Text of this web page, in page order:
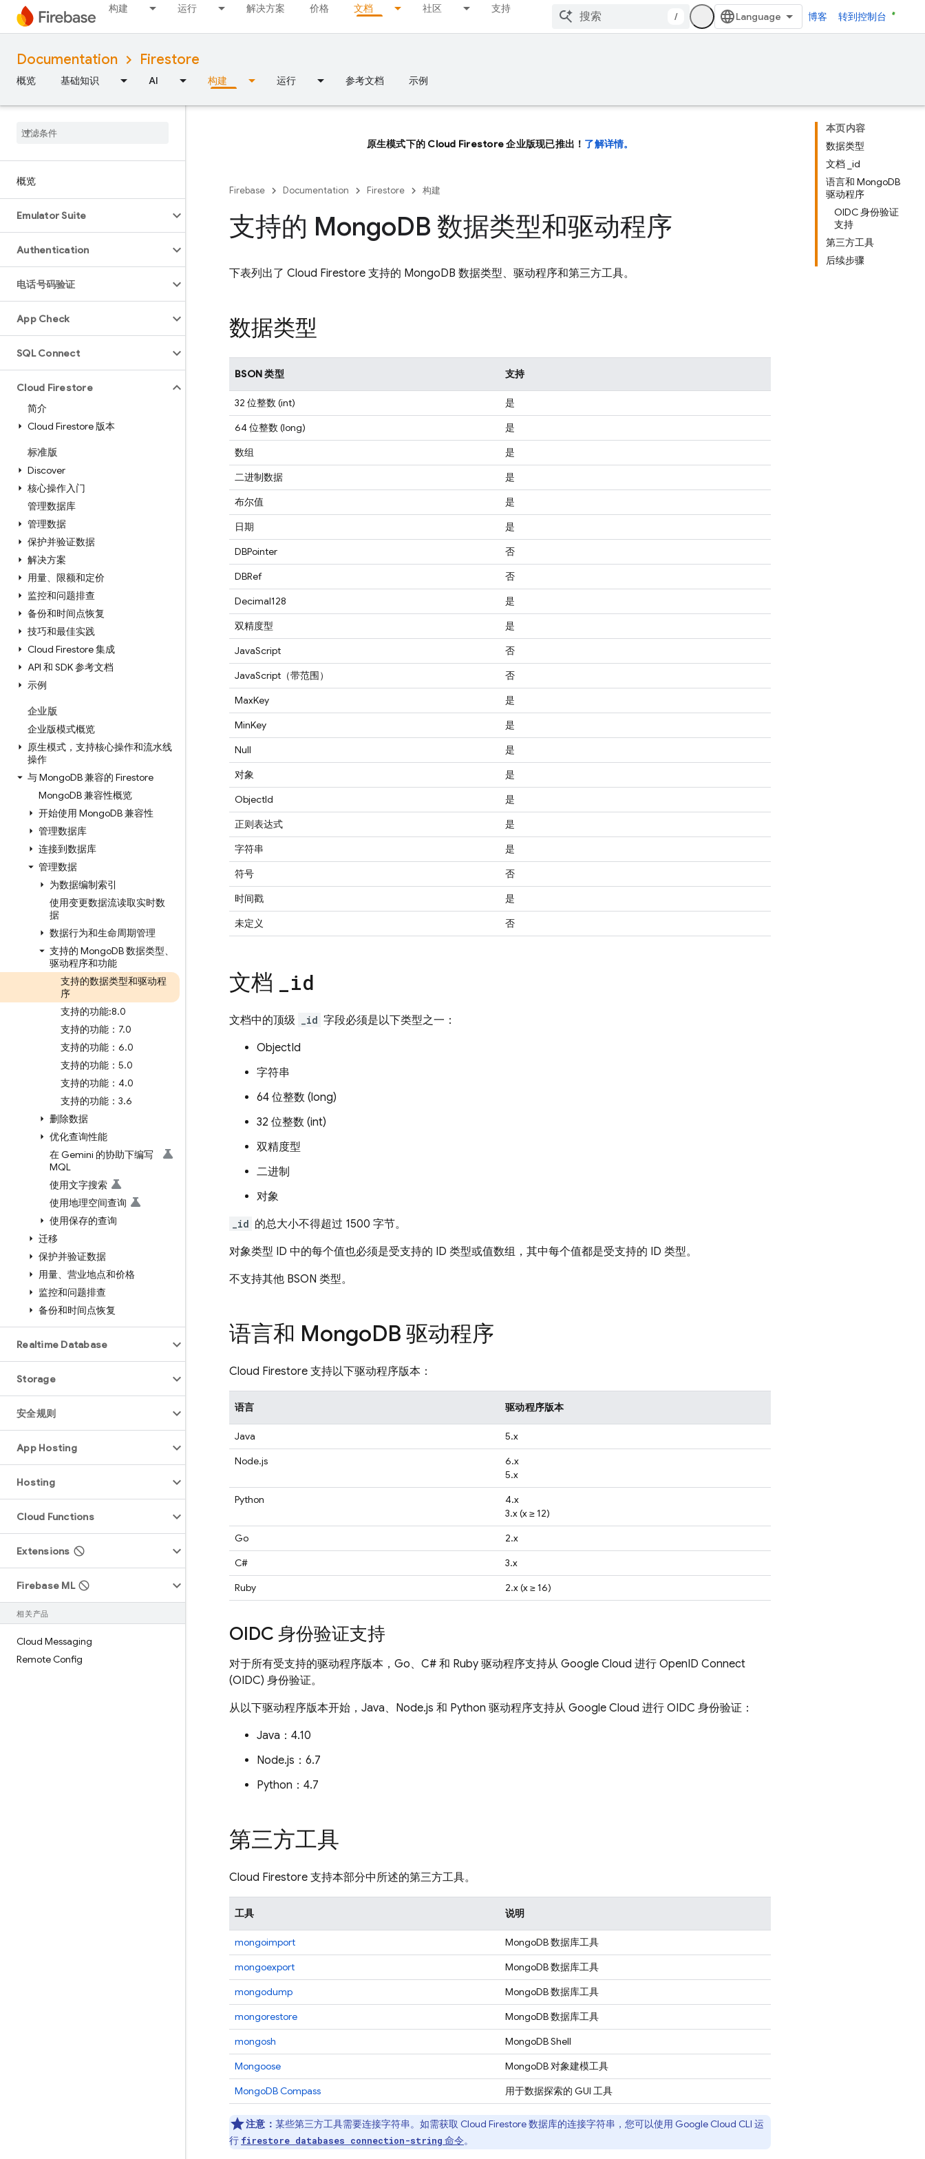
构建 运行 解决方案 价格 文档 社区 支持
/ 博客 转到控制台
Documentation Firestore
概览 基础知识 AI 构建 运行 参考文档 示例
概览
Emulator Suite
Authentication
电话号码验证
App Check
SQL Connect
Cloud Firestore
简介
Cloud Firestore 版本
标准版
Discover
核心操作入门
管理数据库
管理数据
保护并验证数据
解决方案
用量、限额和定价
监控和问题排查
备份和时间点恢复
技巧和最佳实践
Cloud Firestore 集成
API 和 SDK 参考文档
示例
企业版
企业版模式概览
原生模式，支持核心操作和流水线
操作
与 MongoDB 兼容的 Firestore
MongoDB 兼容性概览
开始使用 MongoDB 兼容性
管理数据库
连接到数据库
管理数据
为数据编制索引
使用变更数据流读取实时数
据
数据行为和生命周期管理
支持的 MongoDB 数据类型、
驱动程序和功能
支持的数据类型和驱动程
序
支持的功能:8.0
支持的功能：7.0
支持的功能：6.0
支持的功能：5.0
支持的功能：4.0
支持的功能：3.6
删除数据
优化查询性能
在 Gemini 的协助下编写
MQL
使用文字搜索
使用地理空间查询
使用保存的查询
迁移
保护并验证数据
用量、营业地点和价格
监控和问题排查
备份和时间点恢复
Realtime Database
Storage
安全规则
App Hosting
Hosting
Cloud Functions
Extensions
Firebase ML
相关产品
Cloud Messaging
Remote Config
本页内容
数据类型
文档 _id
语言和 MongoDB
驱动程序
OIDC 身份验证
支持
第三方工具
后续步骤
原生模式下的 Cloud Firestore 企业版现已推出！ 了解详情。
Firebase Documentation Firestore 构建
支持的 MongoDB 数据类型和驱动程序
下表列出了 Cloud Firestore 支持的 MongoDB 数据类型、驱动程序和第三方工具。
数据类型
BSON 类型 支持
32 位整数 (int)
是
64 位整数 (long)
是
数组
是
二进制数据
是
布尔值
是
日期
是
DBPointer
否
DBRef
否
Decimal128
是
双精度型
是
JavaScript
否
JavaScript（带范围）
否
MaxKey
是
MinKey
是
Null
是
对象
是
ObjectId
是
正则表达式
是
字符串
是
符号
否
时间戳
是
未定义
否
文档 id
文档中的顶级 _id 字段必须是以下类型之一：
ObjectId
字符串
64 位整数 (long)
32 位整数 (int)
双精度型
二进制
对象
_id 的总大小不得超过 1500 字节。
对象类型 ID 中的每个值也必须是受支持的 ID 类型或值数组，其中每个值都是受支持的 ID 类型。
不支持其他 BSON 类型。
语言和 MongoDB 驱动程序
Cloud Firestore 支持以下驱动程序版本：
语言 驱动程序版本
Java
5.x
Node.js
6.x
5.x
Python
4.x
3.x (x ≥ 12)
Go
2.x
C#
3.x
Ruby
2.x (x ≥ 16)
OIDC 身份验证支持
对于所有受支持的驱动程序版本，Go、C# 和 Ruby 驱动程序支持从 Google Cloud 进行 OpenID Connect
(OIDC) 身份验证。
从以下驱动程序版本开始，Java、Node.js 和 Python 驱动程序支持从 Google Cloud 进行 OIDC 身份验证：
Java：4.10
Node.js：6.7
Python：4.7
第三方工具
Cloud Firestore 支持本部分中所述的第三方工具。
工具 说明
mongoimport
MongoDB 数据库工具
mongoexport
MongoDB 数据库工具
mongodump
MongoDB 数据库工具
mongorestore
MongoDB 数据库工具
mongosh
MongoDB Shell
Mongoose
MongoDB 对象建模工具
MongoDB Compass
用于数据探索的 GUI 工具
注意： 某些第三方工具需要连接字符串。如需获取 Cloud Firestore数据库的连接字符串，您可以使用 Google Cloud CLI 运
行 firestore databases connection-string 命令。